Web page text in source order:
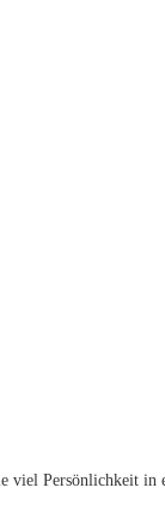
viel Persönlichkeit in